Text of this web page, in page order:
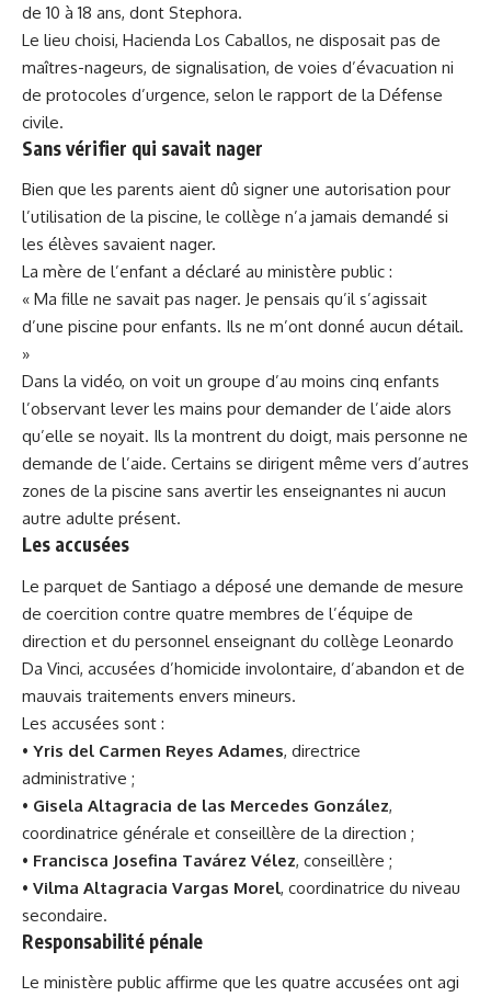
de 10 à 18 ans, dont Stephora.
Le lieu choisi, Hacienda Los Caballos, ne disposait pas de
maîtres-nageurs, de signalisation, de voies d’évacuation ni
de protocoles d’urgence, selon le rapport de la Défense
civile.
Sans vérifier qui savait nager
Bien que les parents aient dû signer une autorisation pour
l’utilisation de la piscine, le collège n’a jamais demandé si
les élèves savaient nager.
La mère de l’enfant a déclaré au ministère public :
« Ma fille ne savait pas nager. Je pensais qu’il s’agissait
d’une piscine pour enfants. Ils ne m’ont donné aucun détail.
»
Dans la vidéo, on voit un groupe d’au moins cinq enfants
l’observant lever les mains pour demander de l’aide alors
qu’elle se noyait. Ils la montrent du doigt, mais personne ne
demande de l’aide. Certains se dirigent même vers d’autres
zones de la piscine sans avertir les enseignantes ni aucun
autre adulte présent.
Les accusées
Le parquet de Santiago a déposé une demande de mesure
de coercition contre quatre membres de l’équipe de
direction et du personnel enseignant du collège Leonardo
Da Vinci, accusées d’homicide involontaire, d’abandon et de
mauvais traitements envers mineurs.
Les accusées sont :
• Yris del Carmen Reyes Adames, directrice
administrative ;
• Gisela Altagracia de las Mercedes González,
coordinatrice générale et conseillère de la direction ;
• Francisca Josefina Tavárez Vélez, conseillère ;
• Vilma Altagracia Vargas Morel, coordinatrice du niveau
secondaire.
Responsabilité pénale
Le ministère public affirme que les quatre accusées ont agi